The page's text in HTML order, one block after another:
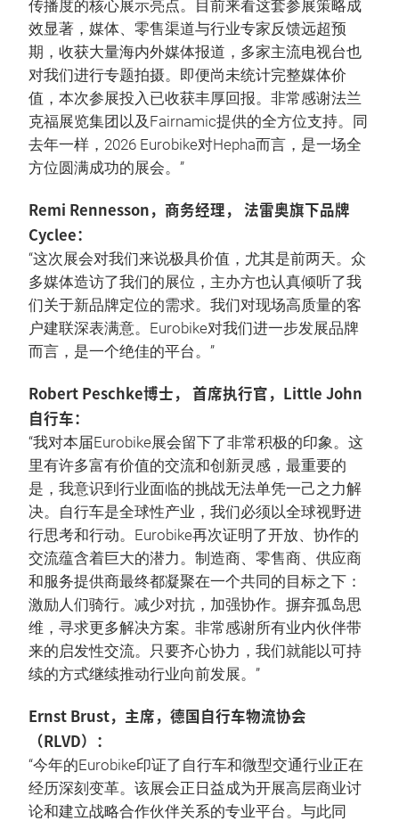
传播度的核心展示亮点。目前来看这套参展策略成
效显著，媒体、零售渠道与行业专家反馈远超预
期，收获大量海内外媒体报道，多家主流电视台也
对我们进行专题拍摄。即便尚未统计完整媒体价
值，本次参展投入已收获丰厚回报。非常感谢法兰
克福展览集团以及Fairnamic提供的全方位支持。同
去年一样，2026 Eurobike对Hepha而言，是一场全
方位圆满成功的展会。”
Remi Rennesson，商务经理， 法雷奥旗下品牌
Cyclee：
“这次展会对我们来说极具价值，尤其是前两天。众
多媒体造访了我们的展位，主办方也认真倾听了我
们关于新品牌定位的需求。我们对现场高质量的客
户建联深表满意。Eurobike对我们进一步发展品牌
而言，是一个绝佳的平台。”
Robert Peschke博士， 首席执行官，Little John
自行车：
“我对本届Eurobike展会留下了非常积极的印象。这
里有许多富有价值的交流和创新灵感，最重要的
是，我意识到行业面临的挑战无法单凭一己之力解
决。自行车是全球性产业，我们必须以全球视野进
行思考和行动。Eurobike再次证明了开放、协作的
交流蕴含着巨大的潜力。制造商、零售商、供应商
和服务提供商最终都凝聚在一个共同的目标之下：
激励人们骑行。减少对抗，加强协作。摒弃孤岛思
维，寻求更多解决方案。非常感谢所有业内伙伴带
来的启发性交流。只要齐心协力，我们就能以可持
续的方式继续推动行业向前发展。”
Ernst Brust，主席，德国自行车物流协会
（RLVD）：
“今年的Eurobike印证了自行车和微型交通行业正在
经历深刻变革。该展会正日益成为开展高层商业讨
论和建立战略合作伙伴关系的专业平台。与此同